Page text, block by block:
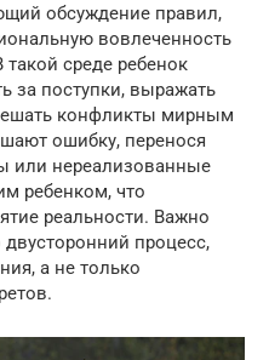
обсуждение правил,
вовлеченность
среде ребенок
за поступки, выражать
конфликты мирным
ошибку, перенося
или нереализованные
ребенком, что
реальности. Важно
процесс,
а не только